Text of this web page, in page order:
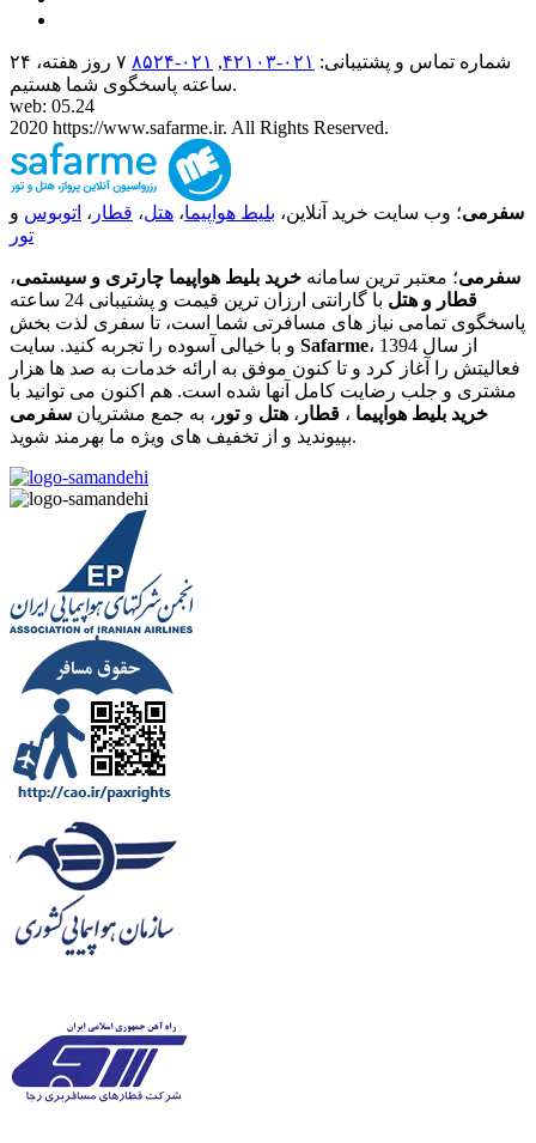
شماره تماس و پشتیبانی: ۰۲۱-۴٢١٠٣ , ۰۲۱-۸۵۲۴
۷ روز هفته، ۲۴
ساعته پاسخگوی شما هستیم.
web: 05.24
2020 https://www.safarme.ir. All Rights Reserved.
سفرمی؛ وب سایت خرید آنلاین، بلیط هواپیما، هتل، قطار ، اتوبوس و
تور
سفرمی؛ معتبر ترین سامانه خرید بلیط هواپیما چارتری و سیستمی،
قطار و هتل
با گارانتی ارزان ترین قیمت و پشتیبانی 24 ساعته
پاسخگوی تمامی نیاز های مسافرتی شما است، تا سفری لذت بخش
Safarme، از سال 1394
فعالیتش را آغاز کرد و تا کنون موفق به ارائه خدمات به صد ها هزار
مشتری و جلب رضایت کامل آنها شده است. هم اکنون می توانید با
خرید بلیط هواپیما ، قطار ، هتل وتور ، به جمع مشتریان سفرمی
بپیوندید و از تخفیف های ویژه ما بهرمند شوید.